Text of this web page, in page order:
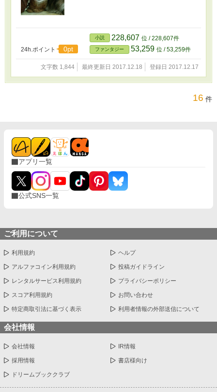
24h.ポイント 0pt
小説 228,607 位 / 228,607件
ファンタジー 53,259 位 / 53,259件
文字数 1,844 最終更新日 2017.12.18 登録日 2017.12.17
16 件
アプリ一覧
公式SNS一覧
ご利用について
利用規約 ヘルプ
アルファコイン利用規約 投稿ガイドライン
レンタルサービス利用規約 プライバシーポリシー
スコア利用規約 お問い合わせ
特定商取引法に基づく表示 利用者情報の外部送信について
会社情報
会社情報 IR情報
採用情報 書店様向け
ドリームブッククラブ